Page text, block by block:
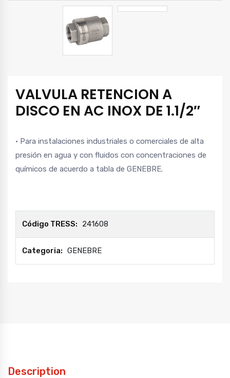
VALVULA RETENCION A
DISCO EN AC INOX DE 1.1/2″
• Para instalaciones industriales o comerciales de alta
presión en agua y con fluidos con concentraciones de
químicos de acuerdo a tabla de GENEBRE.
Código TRESS: 241608
Categoria: GENEBRE
Description